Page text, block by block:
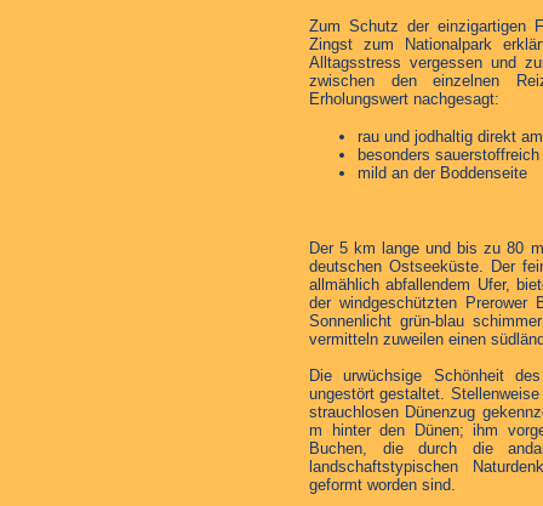
Zum Schutz der einzigartigen
Zingst zum Nationalpark
Alltagsstress vergessen und
zwischen den einzelnen
Erholungswert nachgesagt:
rau und jodhaltig direkt
besonders
mild an der Boddenseite
Der 5 km lange und bis zu 80
deutschen Ostseeküste. Der
allmählich abfallendem Ufer,
der windgeschützten
Sonnenlicht grün-blau
vermitteln zuweilen einen
Die urwüchsige Schönheit
ungestört gestaltet.
strauchlosen Dünenzug
m hinter den Dünen; ihm
Buchen, die durch die
landschaftstypischen
geformt worden sind.